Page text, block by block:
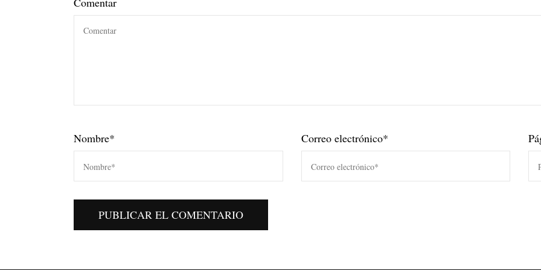
Nombre* Correo electrónico*